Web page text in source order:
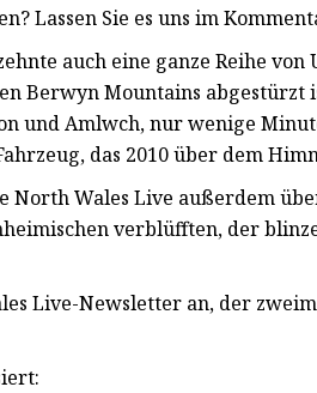
Lassen Sie es uns im
auch eine ganze Reihe
Berwyn Mountains abgestürzt
und Amlwch, nur wenige
das 2010 über dem
North Wales Live außerdem
verblüfften, der
Live-Newsletter an, der